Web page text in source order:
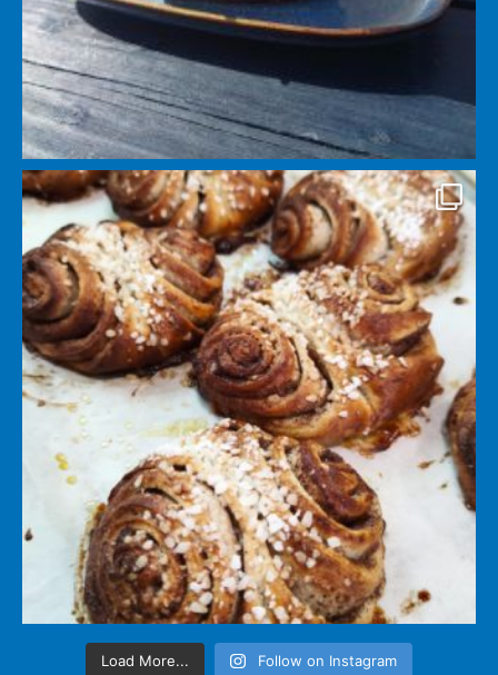
Load More... Follow on Instagram